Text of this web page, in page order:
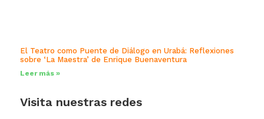
El Teatro como Puente de Diálogo en Urabá: Reflexiones
sobre ‘La Maestra’ de Enrique Buenaventura
Leer más »
Visita nuestras redes